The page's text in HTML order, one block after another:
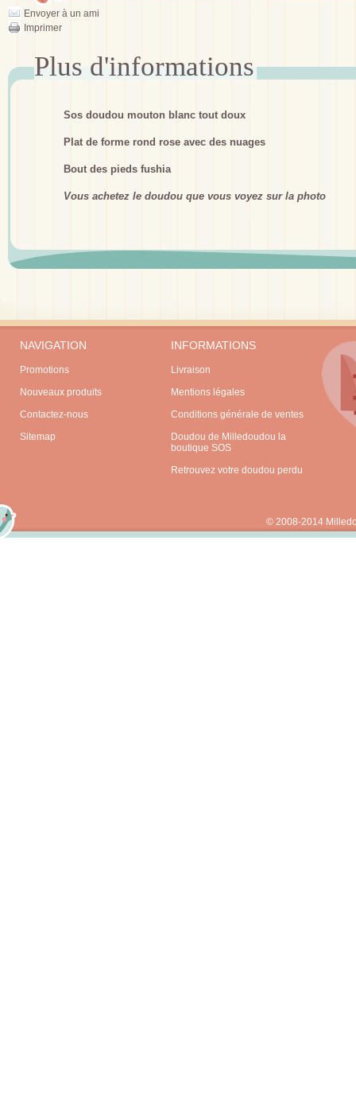
Envoyer à un ami
Imprimer
Sos doudou mouton blanc tout doux
Plat de forme rond rose avec des nuages
Bout des pieds fushia
Vous achetez le doudou que vous voyez sur la photo
NAVIGATION
Promotions
Nouveaux produits
Contactez-nous
Sitemap
INFORMATIONS
Livraison
Mentions légales
Conditions générale de ventes
Doudou de Milledoudou la
boutique SOS
Retrouvez votre doudou perdu
© 2008-2014